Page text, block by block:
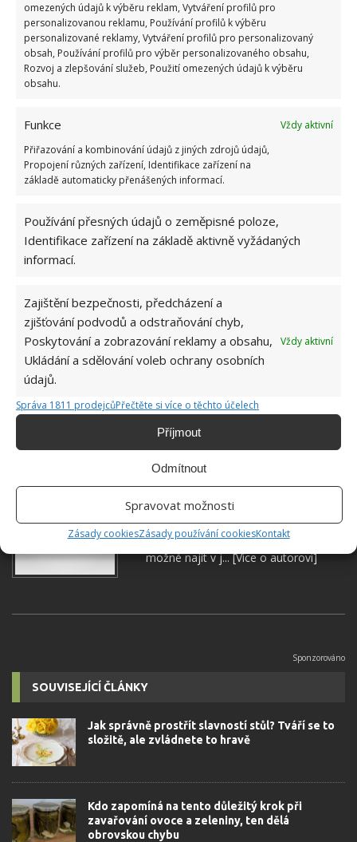
omezených údajů k výběru reklam, Vytváření profilů pro
personalizovanou reklamu, Používání profilů k výběru
personalizované reklamy, Vytváření profilů pro personalizovaný
obsah, Používání profilů pro výběr personalizovaného obsahu,
Rozvoj a zlepšování služeb, Použití omezených údajů k výběru
obsahu.
Funkce
Vždy aktivní
Přiřazování a kombinování údajů z jiných zdrojů údajů,
Propojení různých zařízení, Identifikace zařízení na
základě automaticky přenášených informací.
Používání přesných údajů o zeměpisné poloze,
Identifikace zařízení na základě aktivně vyžádaných
informací.
Zajištění bezpečnosti, předcházení a
zjišťování podvodů a odstraňování chyb,
Poskytování a zobrazování reklamy a obsahu,
Ukládání a sdělování voleb ochrany osobních
údajů.
Vždy aktivní
Správa 1811 prodejcůPřečtěte si více o těchto účelech
Příjmout
Odmítnout
Spravovat možnosti
Zásady cookiesZásady používání cookiesKontakt
propíchněte. Vždy manipulujte s ostrými předměty
opatrně, abyste si neublížili.
Zdroj:TasteOfHome ,TheSpruce
SKLENICE ZAVAŘOVÁNÍ
Absolvent České zemědělské
univerzity, který je již od malička
velkým kutilem. V podstatě vše, co je
možné najít v j...[Více o autorovi]
SOUVISEJÍCÍ ČLÁNKY
Jak správně prostřít slavností stůl? Tváří se to
složitě, ale zvládnete to hravě
Kdo zapomíná na tento důležitý krok při
zavařování ovoce a zeleniny, ten dělá
obrovskou chybu